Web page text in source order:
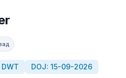
DOJ: 15-09-2026